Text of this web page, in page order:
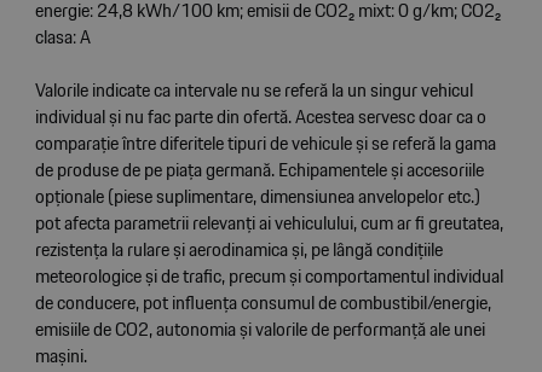
energie: 24,8 kWh/100 km; emisii de CO2₂ mixt: 0 g/km; CO2₂
clasa: A
Valorile indicate ca intervale nu se referă la un singur vehicul
individual și nu fac parte din ofertă. Acestea servesc doar ca o
comparație între diferitele tipuri de vehicule și se referă la gama
de produse de pe piața germană. Echipamentele și accesoriile
opționale (piese suplimentare, dimensiunea anvelopelor etc.)
pot afecta parametrii relevanți ai vehiculului, cum ar fi greutatea,
rezistența la rulare și aerodinamica și, pe lângă condițiile
meteorologice și de trafic, precum și comportamentul individual
de conducere, pot influența consumul de combustibil/energie,
emisiile de CO2, autonomia și valorile de performanță ale unei
mașini.